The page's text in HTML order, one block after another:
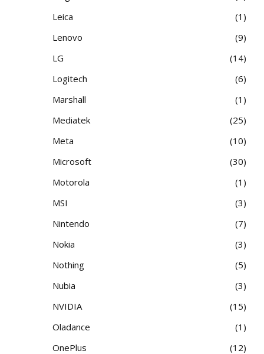
Leica
1
Lenovo
9
LG
14
Logitech
6
Marshall
1
Mediatek
25
Meta
10
Microsoft
30
Motorola
1
MSI
3
Nintendo
7
Nokia
3
Nothing
5
Nubia
3
NVIDIA
15
Oladance
1
OnePlus
12